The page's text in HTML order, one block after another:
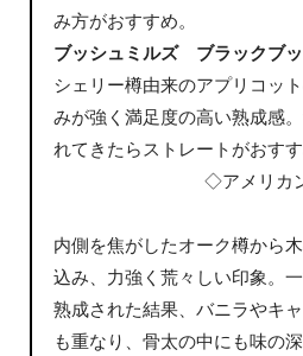
み方がおすすめ。
ブッシュミルズ ブラックブッ
シェリー樽由来のアプリコッ
みが強く満足度の高い熟成感
れてきたらストレートがおすす
◇アメリカ
内側を焦がしたオーク樽から
込み、力強く荒々しい印象。
熟成された結果、バニラやキ
も重なり、骨太の中にも味の